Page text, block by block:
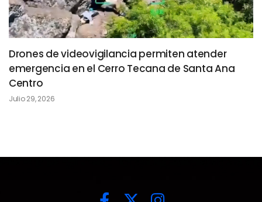
Drones de videovigilancia permiten atender
emergencia en el Cerro Tecana de Santa Ana
Centro
Julio 29, 2026